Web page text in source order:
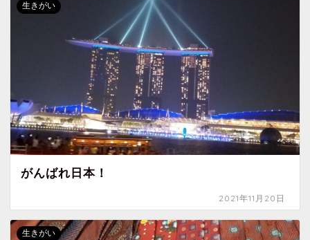
生きがい
がんばれ日本！
2021年11月20日
生きがい